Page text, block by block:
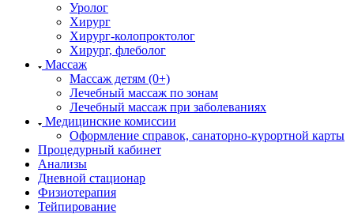
Уролог
Хирург
Хирург-колопроктолог
Хирург, флеболог
Массаж
Массаж детям (0+)
Лечебный массаж по зонам
Лечебный массаж при заболеваниях
Медицинские комиссии
Оформление справок, санаторно-курортной карты
Процедурный кабинет
Анализы
Дневной стационар
Физиотерапия
Тейпирование